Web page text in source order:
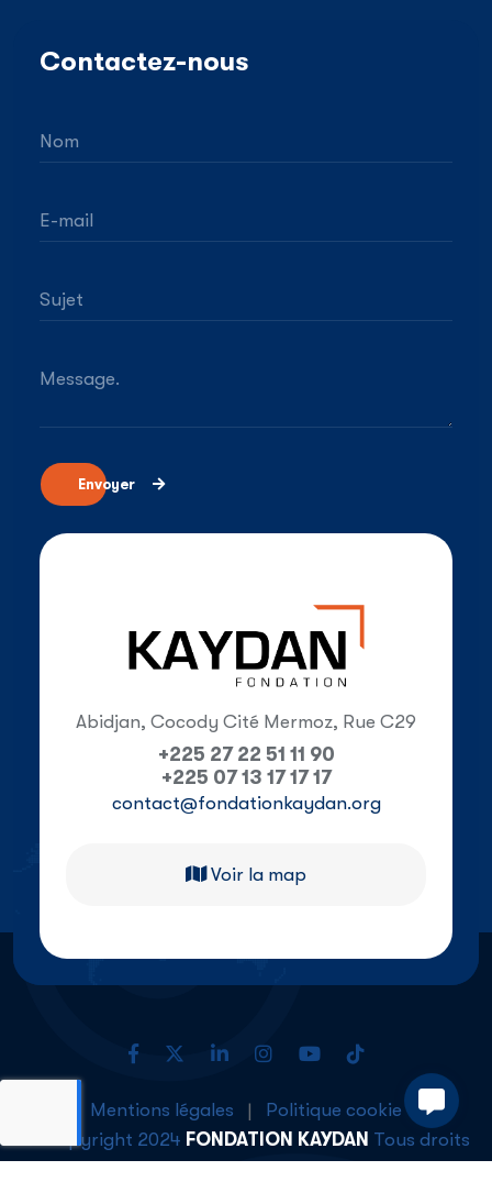
Contactez-nous
Nom
E-mail
Sujet
Message.
Envoyer
Abidjan, Cocody Cité Mermoz, Rue C29
+225 27 22 51 11 90
+225 07 13 17 17 17
contact@fondationkaydan.org
Voir la map
Mentions légales |
Politique cookie
© Copyright 2024 FONDATION KAYDAN Tous droits